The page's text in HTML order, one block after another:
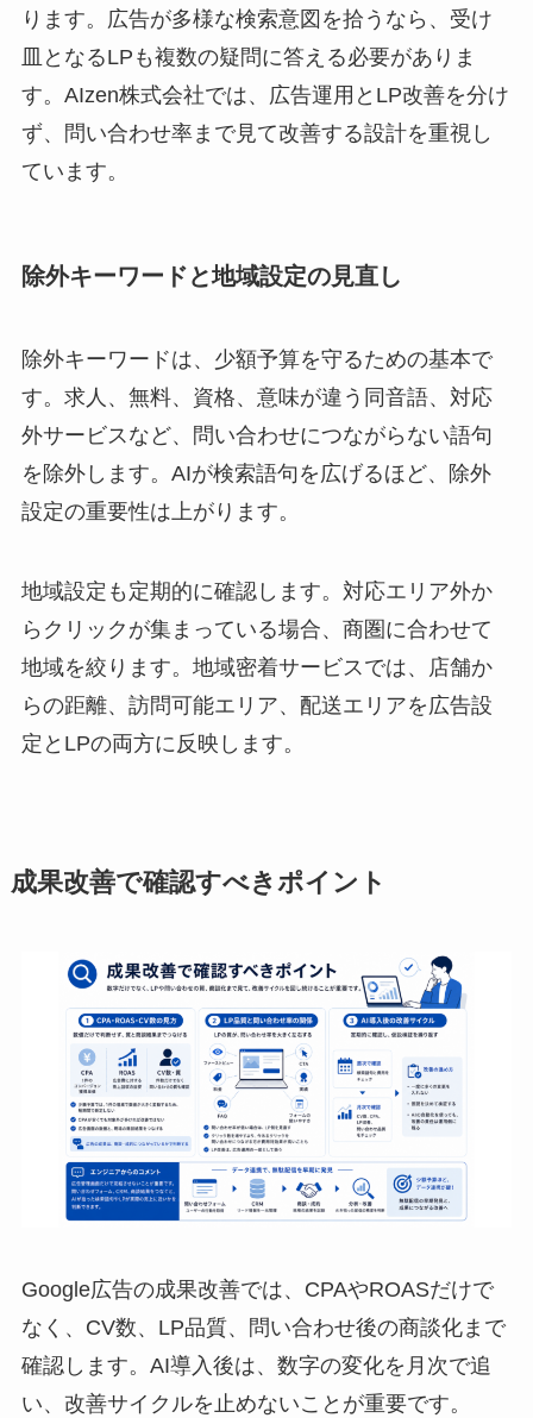
ります。広告が多様な検索意図を拾うなら、受け
皿となるLPも複数の疑問に答える必要がありま
す。AIzen株式会社では、広告運用とLP改善を分け
ず、問い合わせ率まで見て改善する設計を重視し
ています。
除外キーワードと地域設定の見直し
除外キーワードは、少額予算を守るための基本で
す。求人、無料、資格、意味が違う同音語、対応
外サービスなど、問い合わせにつながらない語句
を除外します。AIが検索語句を広げるほど、除外
設定の重要性は上がります。
地域設定も定期的に確認します。対応エリア外か
らクリックが集まっている場合、商圏に合わせて
地域を絞ります。地域密着サービスでは、店舗か
らの距離、訪問可能エリア、配送エリアを広告設
定とLPの両方に反映します。
成果改善で確認すべきポイント
Google広告の成果改善では、CPAやROASだけで
なく、CV数、LP品質、問い合わせ後の商談化まで
確認します。AI導入後は、数字の変化を月次で追
い、改善サイクルを止めないことが重要です。